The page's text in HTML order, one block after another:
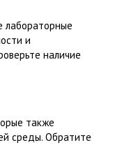
лабораторные
и
наличие
также
среды. Обратите